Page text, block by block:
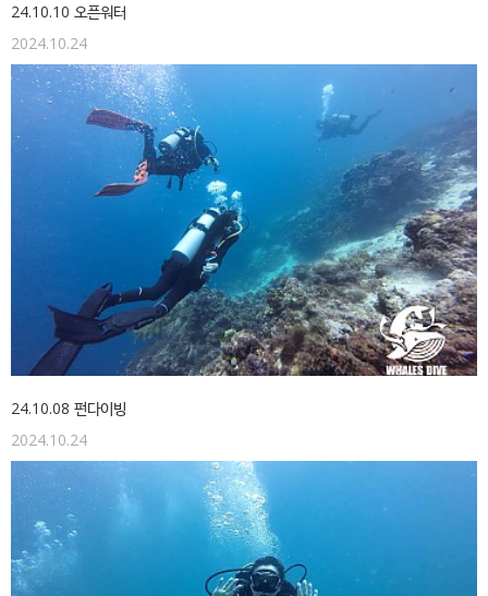
24.10.10 오픈워터
2024.10.24
24.10.08 펀다이빙
2024.10.24